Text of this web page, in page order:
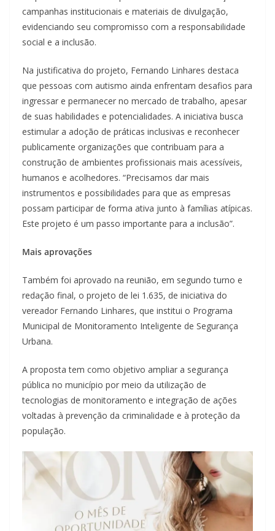
campanhas institucionais e materiais de divulgação,
evidenciando seu compromisso com a responsabilidade
social e a inclusão.
Na justificativa do projeto, Fernando Linhares destaca
que pessoas com autismo ainda enfrentam desafios para
ingressar e permanecer no mercado de trabalho, apesar
de suas habilidades e potencialidades. A iniciativa busca
estimular a adoção de práticas inclusivas e reconhecer
publicamente organizações que contribuam para a
construção de ambientes profissionais mais acessíveis,
humanos e acolhedores. “Precisamos dar mais
instrumentos e possibilidades para que as empresas
possam participar de forma ativa junto à famílias atípicas.
Este projeto é um passo importante para a inclusão”.
Mais aprovações
Também foi aprovado na reunião, em segundo turno e
redação final, o projeto de lei 1.635, de iniciativa do
vereador Fernando Linhares, que institui o Programa
Municipal de Monitoramento Inteligente de Segurança
Urbana.
A proposta tem como objetivo ampliar a segurança
pública no município por meio da utilização de
tecnologias de monitoramento e integração de ações
voltadas à prevenção da criminalidade e à proteção da
população.